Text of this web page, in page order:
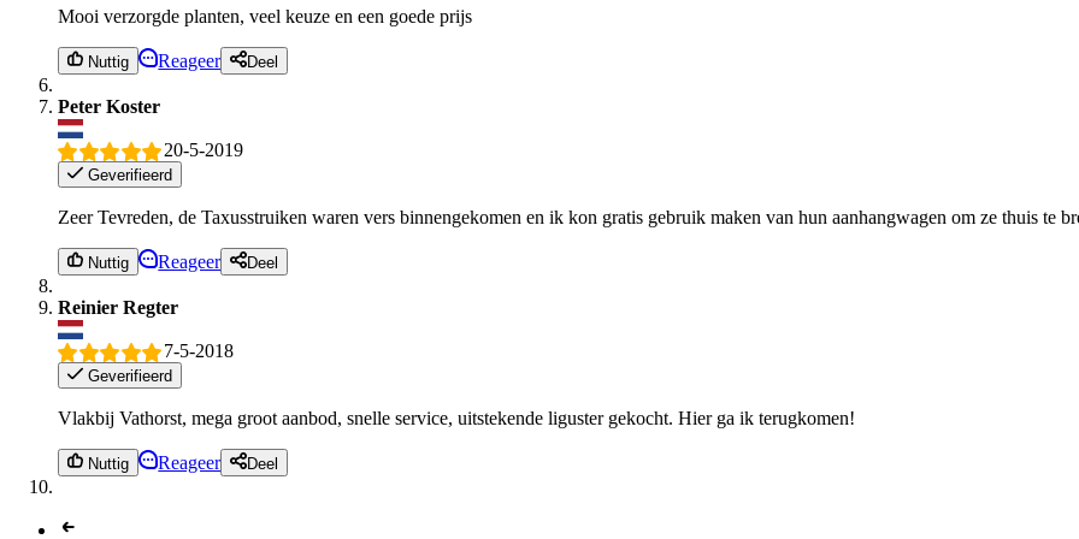
Mooi verzorgde planten, veel keuze en een goede prijs
Nuttig Reageer Deel
Peter Koster
20-5-2019
Geverifieerd
Zeer Tevreden, de Taxusstruiken waren vers binnengekomen en ik kon gratis gebruik maken van hun aanhangwagen om ze thuis te
Nuttig Reageer Deel
Reinier Regter
7-5-2018
Geverifieerd
Vlakbij Vathorst, mega groot aanbod, snelle service, uitstekende liguster gekocht. Hier ga ik terugkomen!
Nuttig Reageer Deel